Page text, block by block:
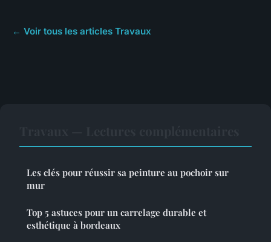
← Voir tous les articles Travaux
Les clés pour réussir sa peinture au pochoir sur
mur
Top 5 astuces pour un carrelage durable et
esthétique à bordeaux